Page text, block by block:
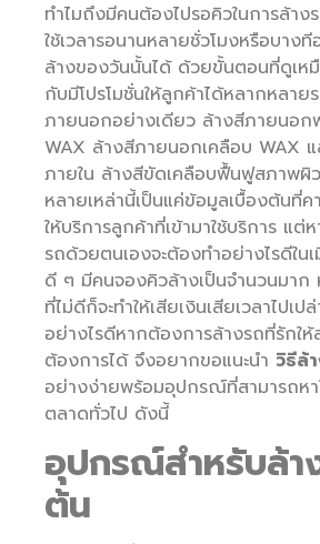
ทำไมถึงมีคนต้องไปรอคิวในการล้า
ใช้เวลารอนานหลายชั่วโมงหรือบางที
ล้างของวันนั้นได้ ด้วยขั้นตอนที่ดูเห
กับมีโปรโมชั่นให้ลูกค้าได้หลากหลาย
ภายนอกอย่างเดียว ล้างสีภายนอก
WAX ล้างสีภายนอกเคลือบ WAX แ
ภายใน ล้างสีขัดเคลือบฟื้นฟูสภาพผิ
หลายเหล่านี้เป็นแค่ข้อมูลเบื้องต้นที่
ให้บริการลูกค้าที่เข้ามาใช้บริการ แต่
รถด้วยตนเองจะต้องทำอย่างไรดีใน
ดี ๆ มีคนจองคิวล้างเป็นจำนวนมาก
ที่ไม่ดีก็จะทำให้เสียเงินเสียเวลาไปเป
อย่างไรดีหากต้องการล้างรถที่รักให้
ต้องการได้ จึงอยากขอแนะนำ วิธีล้
อย่างง่ายพร้อมอุปกรณ์ที่สามารถหา
ตลาดทั่วไป ดังนี้
อุปกรณ์สำหรับล้า
ต้น